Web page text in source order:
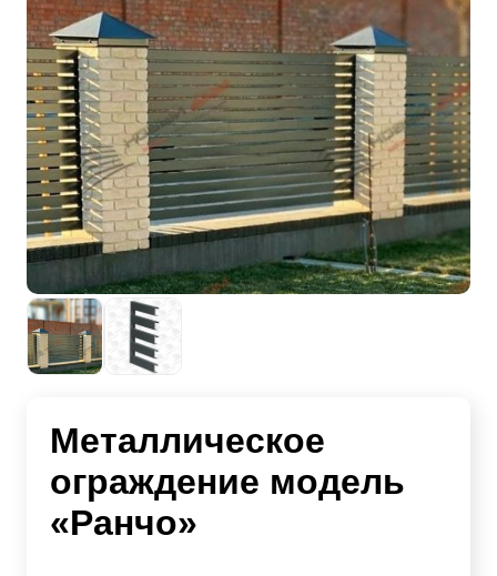
Металлическое
ограждение модель
«Ранчо»